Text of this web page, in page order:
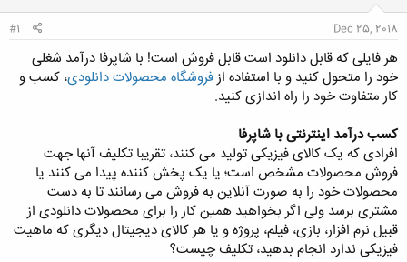
ه
م
و
ض
ع
ع
Dec 25, 2018
#1
هر فایلی که قابل دانلود است قابل فروش است! با شاپرفا درآمد شغلی
خود را متحول کنید و با استفاده ازفروشگاه محصولات دانلودی، کسب و
کار متفاوت خود را راه اندازی کنید.
کسب درآمد اینترنتی با شاپرفا
افرادی که یک کالای فیزیکی تولید می کنند، تقریبا تکلیف آنها جهت
فروش محصولات مشخص است؛ یا یک پخش کننده پیدا می کنند یا
محصولات خود را به صورت آنلاین به فروش می رسانند تا به دست
مشتری برسد ولی اگر بخواهید همین کار را برای محصولات دانلودی از
قبیل نرم افزار، بازی، فیلم، پروژه و یا هر کالای دیجیتال دیگری که ماهیت
فیزیکی ندارد انجام بدهید، تکلیف چیست؟